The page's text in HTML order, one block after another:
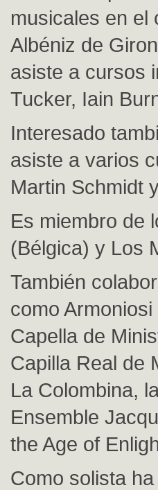
musicales en el
Albéniz de
asiste a cursos
Tucker, Iain
Interesado
asiste a varios
Martin Schmidt
Es miembro de
(Bélgica) y Los
También
como
Capella de
Capilla Real de
La Colombina,
Ensemble
the Age of
Como solista